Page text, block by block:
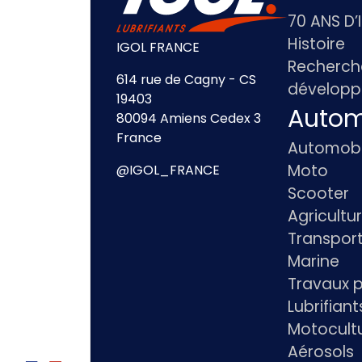
IGOL FRANCE
614 rue de Cagny - CS
19403
80094 Amiens Cedex 3
France
@IGOL_FRANCE
70 ANS
Histoire
Moto
Scooter
Marine
Travaux
Aérosols